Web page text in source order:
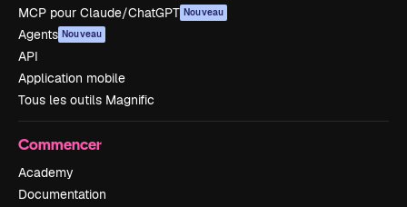
MCP pour Claude/ChatGPT Nouveau
Agents Nouveau
API
Application mobile
Tous les outils Magnific
Commencer
Academy
Documentation